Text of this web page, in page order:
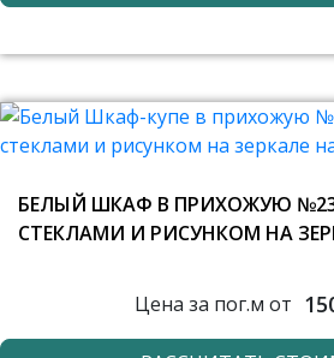
БЕЛЫЙ ШКАФ В ПРИХОЖУЮ
СТЕКЛАМИ И РИСУНКОМ НА
Цена за пог.м от